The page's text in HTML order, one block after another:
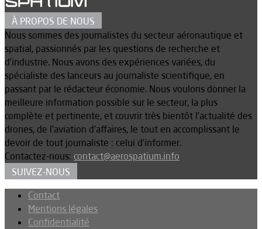
À PROPOS DE NOUS
Nous sommes des journalistes du secteur aéronautique et
spatial, passionnés par les questions de recherche et
d’industrie. Nous avons des expériences variées, du
spécialiste des lanceurs au journaliste scientifique, en
passant par le rédacteur économie. Nous voulons donner la
meilleure information possible sur le secteur, la plus
complète et pertinente, et couvrir très bientôt l’actualité des
drones, de l’aviation d’affaires, le tout en accomplissant le
devoir de tout journaliste : celui d’informer.
Contactez-nous: contact@aerospatium.info
SUIVEZ-NOUS
Contact
Mentions légales
Confidentialité